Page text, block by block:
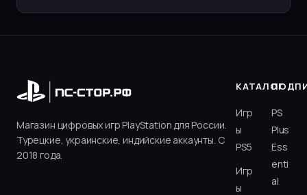
Магазин цифровых игр PlayStation для России.
Турецкие, украинские, индийские аккаунты. С
2018 года.
КАТАЛОГ
Игр
ы
PS5
Игр
ы
PS
Plus
Ess
enti
al